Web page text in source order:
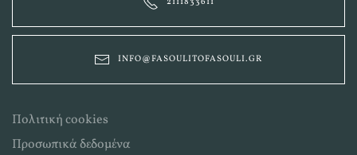
INFO@FASOULITOFASOULI.GR
Πολιτική cookies
Προσωπικά δεδομένα